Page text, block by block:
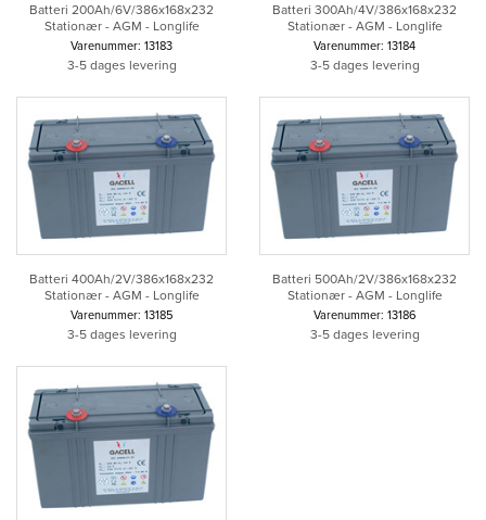
Batteri 200Ah/6V/386x168x232
Stationær - AGM - Longlife
Varenummer: 13183
3-5 dages levering
Batteri 300Ah/4V/386x168x232
Stationær - AGM - Longlife
Varenummer: 13184
3-5 dages levering
Batteri 400Ah/2V/386x168x232
Stationær - AGM - Longlife
Varenummer: 13185
3-5 dages levering
Batteri 500Ah/2V/386x168x232
Stationær - AGM - Longlife
Varenummer: 13186
3-5 dages levering